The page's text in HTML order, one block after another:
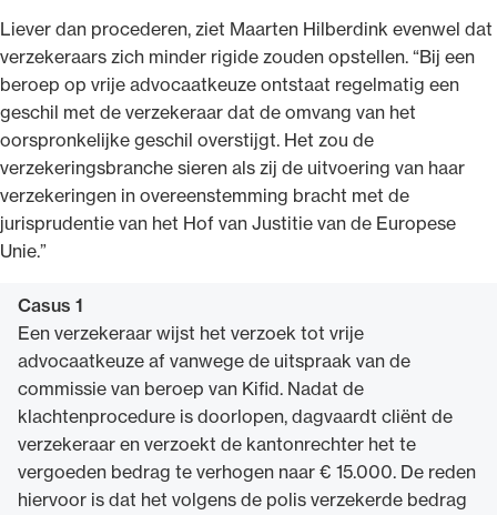
Liever dan procederen, ziet Maarten Hilberdink evenwel dat
verzekeraars zich minder rigide zouden opstellen. “Bij een
beroep op vrije advocaatkeuze ontstaat regelmatig een
geschil met de verzekeraar dat de omvang van het
oorspronkelijke geschil overstijgt. Het zou de
verzekeringsbranche sieren als zij de uitvoering van haar
verzekeringen in overeenstemming bracht met de
jurisprudentie van het Hof van Justitie van de Europese
Unie.”
Casus 1
Een verzekeraar wijst het verzoek tot vrije
advocaatkeuze af vanwege de uitspraak van de
commissie van beroep van Kifid. Nadat de
klachtenprocedure is doorlopen, dagvaardt cliënt de
verzekeraar en verzoekt de kantonrechter het te
vergoeden bedrag te verhogen naar € 15.000. De reden
hiervoor is dat het volgens de polis verzekerde bedrag